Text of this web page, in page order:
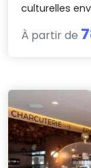
culturelles
À partir de